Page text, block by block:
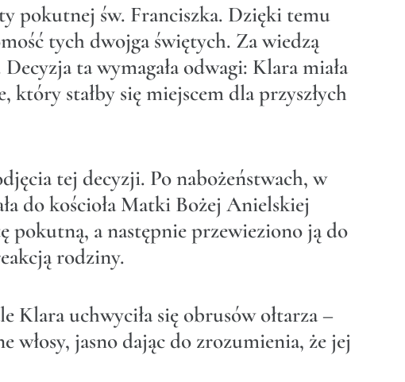
pokutnej św. Franciszka. Dzięki temu
tych dwojga świętych. Za wiedzą
ta wymagała odwagi: Klara miała
stałby się miejscem dla przyszłych
tej decyzji. Po nabożeństwach, w
do kościoła Matki Bożej Anielskiej
pokutną, a następnie przewieziono ją do
rodziny.
Klara uchwyciła się obrusów ołtarza –
włosy, jasno dając do zrozumienia, że jej